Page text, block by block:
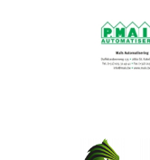
Afbeelding
Afbeelding